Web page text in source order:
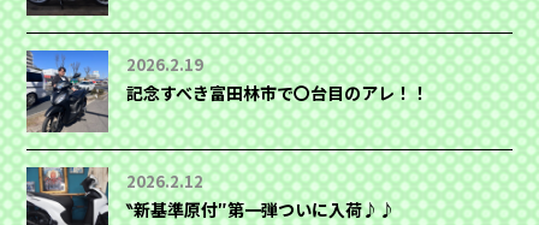
2026.2.19
記念すべき富田林市で〇台目のアレ！！
2026.2.12
‶新基準原付″第一弾ついに入荷♪♪